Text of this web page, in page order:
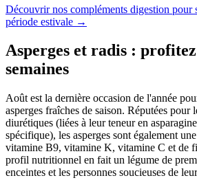
Découvrir nos compléments digestion pour
période estivale →
Asperges et radis :
semaines
Août est la dernière occasion de l'année
asperges fraîches de saison. Réputées pour
diurétiques (liées à leur teneur en
spécifique), les asperges sont également
vitamine B9, vitamine K, vitamine C et de
profil nutritionnel en fait un légume de
enceintes et les personnes soucieuses de